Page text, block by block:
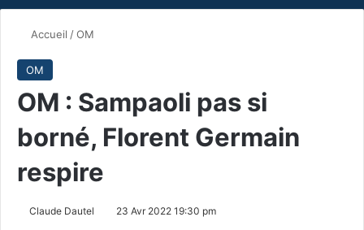
Accueil /OM
OM
OM : Sampaoli pas si
borné, Florent Germain
respire
Claude Dautel 23 Avr 2022 19:30 pm